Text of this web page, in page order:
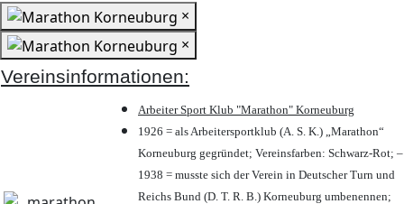
×
×
Vereinsinformationen:
Arbeiter Sport Klub "Marathon" Korneuburg
1926 = als Arbeitersportklub (A. S. K.) „Marathon“
Korneuburg gegründet; Vereinsfarben: Schwarz-Rot; –
1938 = musste sich der Verein in Deutscher Turn und
Reichs Bund (D. T. R. B.) Korneuburg umbenennen;